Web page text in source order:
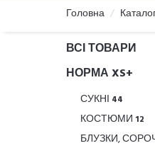
Головна
ВСІ ТОВАРИ
НОРМА XS+
СУКНІ 44
КОСТЮМИ 12
БЛУЗКИ,